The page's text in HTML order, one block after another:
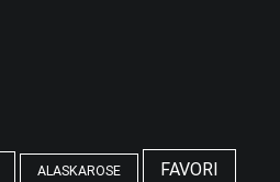
ALASKAROSE FAVORI